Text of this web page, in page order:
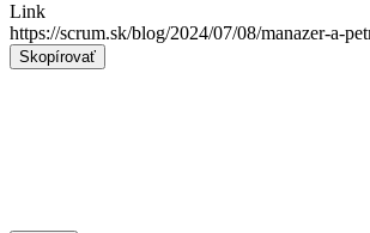
Link
https://scrum.sk/blog/2024/07/08/manazer-a-
Skopírovať